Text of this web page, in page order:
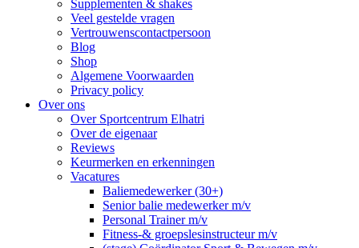
Supplementen & shakes
Veel gestelde vragen
Vertrouwenscontactpersoon
Blog
Shop
Algemene Voorwaarden
Privacy policy
Over ons
Over Sportcentrum Elhatri
Over de eigenaar
Reviews
Keurmerken en erkenningen
Vacatures
Baliemedewerker (30+)
Senior balie medewerker m/v
Personal Trainer m/v
Fitness-& groepslesinstructeur m/v